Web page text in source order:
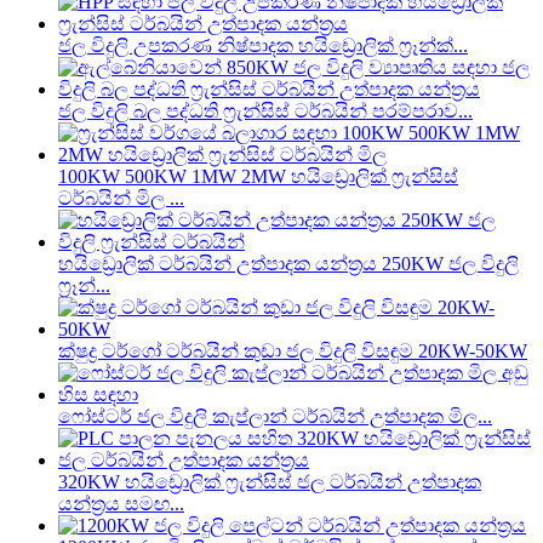
ජල විදුලි උපකරණ නිෂ්පාදක හයිඩ්‍රොලික් ෆ්‍රෑන්ක්...
ජල විදුලි බල පද්ධති ෆ්‍රැන්සිස් ටර්බයින් පරම්පරාව...
100KW 500KW 1MW 2MW හයිඩ්‍රොලික් ෆ්‍රැන්සිස්
ටර්බයින් මිල ...
හයිඩ්‍රොලික් ටර්බයින් උත්පාදක යන්ත්‍රය 250KW ජල විදුලි
ෆ්‍රෑන්...
ක්ෂුද්‍ර ටර්ගෝ ටර්බයින් කුඩා ජල විදුලි විසඳුම 20KW-50KW
ෆෝස්ටර් ජල විදුලි කැප්ලාන් ටර්බයින් උත්පාදක මිල...
320KW හයිඩ්‍රොලික් ෆ්‍රැන්සිස් ජල ටර්බයින් උත්පාදක
යන්ත්‍රය සමඟ...